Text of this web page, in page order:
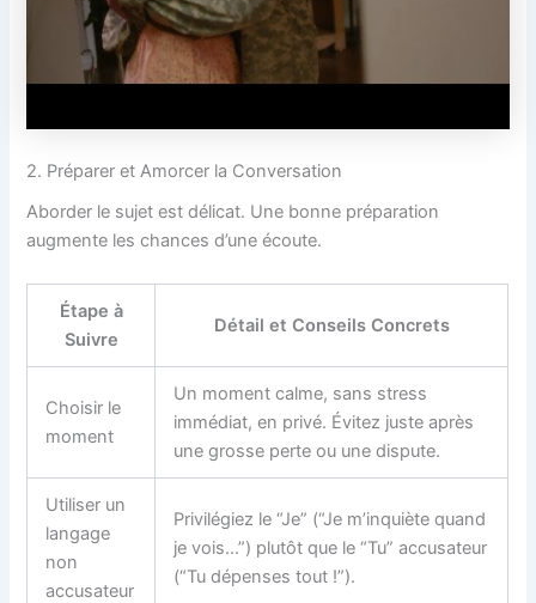
2. Préparer et Amorcer la Conversation
Aborder le sujet est délicat. Une bonne préparation
augmente les chances d’une écoute.
Étape à
Suivre
Détail et Conseils Concrets
Choisir le
moment
Un moment calme, sans stress
immédiat, en privé. Évitez juste après
une grosse perte ou une dispute.
Utiliser un
langage
non
accusateur
Privilégiez le “Je” (“Je m’inquiète quand
je vois…”) plutôt que le “Tu” accusateur
(“Tu dépenses tout !”).